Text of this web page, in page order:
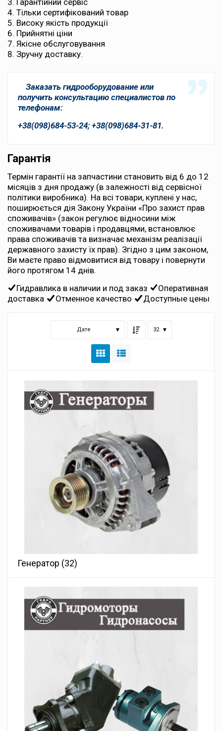
Тільки сертифікований товар
Високу якість продукції
Прийнятні ціни
Якісне обслуговування
Зручну доставку.
Заказать гидрооборудование или
получить консультацию специалистов по
телефонам:
+38(098)684-53-24; +38(098)684-31-81.
Гарантія
Термін гарантії на запчастини становить від 6 до 12
місяців з дня продажу (в залежності від сервісної
політики виробника). На всі товари, куплені у нас,
поширюється дія Закону України «Про захист прав
споживачів» (закон регулює відносини між
споживачами товарів і продавцями, встановлює
права споживачів та визначає механізм реалізації
державного захисту їх прав). Згідно з цим законом,
Ви маєте право відмовитися від товару і повернути
його протягом 14 днів.
Гидравлика в наличии и под заказ
Оперативная
доставка
Отменное качество Доступные цены
Дате 32
Генератор (32)